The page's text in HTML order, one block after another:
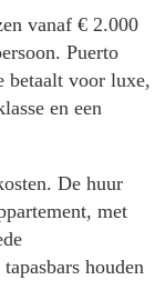
vanaf € 2.000
Puerto
betaalt voor luxe,
en een
De huur
met
houden